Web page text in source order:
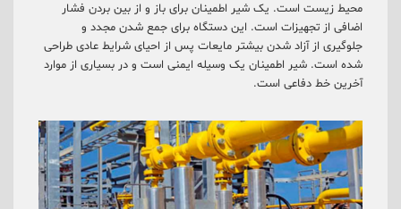
محیط زیست است. یک شیر اطمینان برای باز و از بین بردن فشار
اضافی از تجهیزات است. این دستگاه برای جمع شدن مجدد و
جلوگیری از آزاد شدن بیشتر مایعات پس از احیای شرایط عادی طراحی
شده است. شیر اطمینان یک وسیله ایمنی است و در بسیاری از موارد
آخرین خط دفاعی است.